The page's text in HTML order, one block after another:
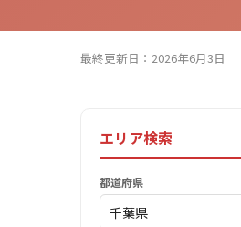
最終更新日：2026年6月3日
エリア検索
都道府県